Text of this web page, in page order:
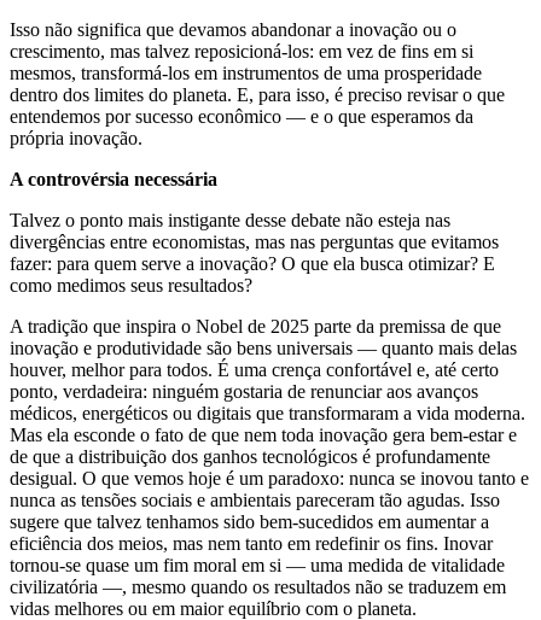
Isso não significa que devamos abandonar a inovação ou o
crescimento, mas talvez reposicioná-los: em vez de fins em si
mesmos, transformá-los em instrumentos de uma prosperidade
dentro dos limites do planeta. E, para isso, é preciso revisar o que
entendemos por sucesso econômico — e o que esperamos da
própria inovação.
A controvérsia necessária
Talvez o ponto mais instigante desse debate não esteja nas
divergências entre economistas, mas nas perguntas que evitamos
fazer: para quem serve a inovação? O que ela busca otimizar? E
como medimos seus resultados?
A tradição que inspira o Nobel de 2025 parte da premissa de que
inovação e produtividade são bens universais — quanto mais delas
houver, melhor para todos. É uma crença confortável e, até certo
ponto, verdadeira: ninguém gostaria de renunciar aos avanços
médicos, energéticos ou digitais que transformaram a vida moderna.
Mas ela esconde o fato de que nem toda inovação gera bem-estar e
de que a distribuição dos ganhos tecnológicos é profundamente
desigual. O que vemos hoje é um paradoxo: nunca se inovou tanto e
nunca as tensões sociais e ambientais pareceram tão agudas. Isso
sugere que talvez tenhamos sido bem-sucedidos em aumentar a
eficiência dos meios, mas nem tanto em redefinir os fins. Inovar
tornou-se quase um fim moral em si — uma medida de vitalidade
civilizatória —, mesmo quando os resultados não se traduzem em
vidas melhores ou em maior equilíbrio com o planeta.